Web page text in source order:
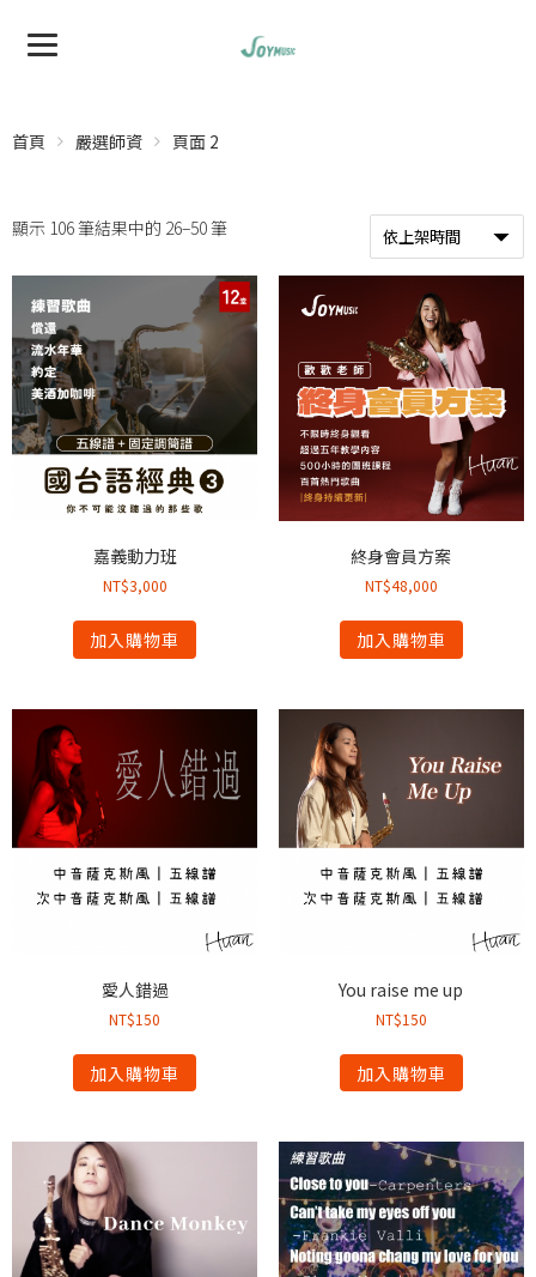
首頁 嚴選師資 頁面 2
顯示 106 筆結果中的 26–50 筆
嘉義動力班
NT$3,000
加入購物車
終身會員方案
NT$48,000
加入購物車
愛人錯過
NT$150
加入購物車
You raise me up
NT$150
加入購物車